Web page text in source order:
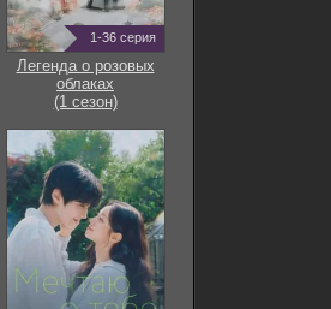
1-36 серия
Легенда о розовых
облаках
(1 сезон)